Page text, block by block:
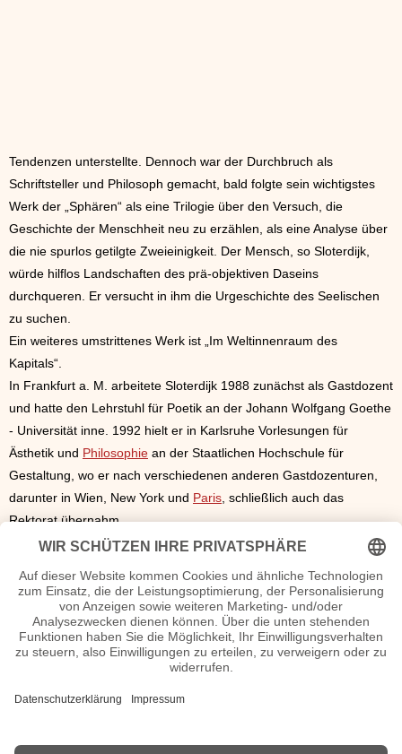
Tendenzen unterstellte. Dennoch war der Durchbruch als
Schriftsteller und Philosoph gemacht, bald folgte sein wichtigstes
Werk der „Sphären“ als eine Trilogie über den Versuch, die
Geschichte der Menschheit neu zu erzählen, als eine Analyse über
die nie spurlos getilgte Zweieinigkeit. Der Mensch, so Sloterdijk,
würde hilflos Landschaften des prä-objektiven Daseins
durchqueren. Er versucht in ihm die Urgeschichte des Seelischen
zu suchen.
Ein weiteres umstrittenes Werk ist „Im Weltinnenraum des
Kapitals“.
In Frankfurt a. M. arbeitete Sloterdijk 1988 zunächst als Gastdozent
und hatte den Lehrstuhl für Poetik an der Johann Wolfgang Goethe
- Universität inne. 1992 hielt er in Karlsruhe Vorlesungen für
Ästhetik und Philosophie an der Staatlichen Hochschule für
Gestaltung, wo er nach verschiedenen anderen Gastdozenturen,
darunter in Wien, New York und Paris, schließlich auch das
Rektorat übernahm.
2002moderiert er an der Seite von Rüdiger Safranski das
Gerade die Finanzkrise und staatlichen Verschuldungen sind ein
häufiges Thema von Sloterdijk.2009brachte er sein Werk „Du
musst dein Leben ändern“ heraus, das ein Bestseller wurde. Dort
ist die Erde für ihn ein Planet der Übenden und er fordert eine
Gesellschaft.
n.n.v.